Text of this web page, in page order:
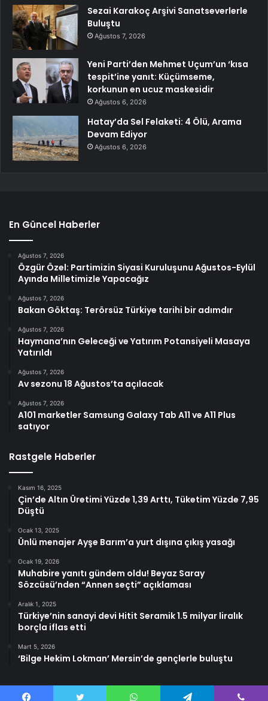
Sezai Karakoç Arşivi Sanatseverlerle
Buluştu
Ağustos 7, 2026
Yeni Parti’den Mehmet Uçum’un ‘kısa
tespit’ine yanıt: Küçümseme,
korkunun en ucuz maskesidir
Ağustos 6, 2026
Hatay’da Sel Felaketi: 4 Ölü, Arama
Devam Ediyor
Ağustos 6, 2026
En Güncel Haberler
Ağustos 7, 2026
Özgür Özel: Partimizin Siyasi Kuruluşunu Ağustos-Eylül
Ayında Milletimizle Yapacağız
Ağustos 7, 2026
Bakan Göktaş: Terörsüz Türkiye tarihi bir adımdır
Ağustos 7, 2026
Haymana’nın Geleceği ve Yatırım Potansiyeli Masaya
Yatırıldı
Ağustos 7, 2026
Av sezonu 18 Ağustos’ta açılacak
Ağustos 7, 2026
A101 marketler Samsung Galaxy Tab A11 ve A11 Plus
satıyor
Rastgele Haberler
Kasım 16, 2025
Çin’de Altın Üretimi Yüzde 1,39 Arttı, Tüketim Yüzde 7,95
Düştü
Ocak 13, 2025
Ünlü menajer Ayşe Barım’a yurt dışına çıkış yasağı
Ocak 19, 2026
Muhabire yanıtı gündem oldu! Beyaz Saray
Sözcüsü’nden “Annen seçti” açıklaması
Aralık 1, 2025
Türkiye’nin sanayi devi Hitit Seramik 1.5 milyar liralık
borçla iflas etti
Mart 5, 2026
‘Bilge Hekim Lokman’ Mersin’de gençlerle buluştu